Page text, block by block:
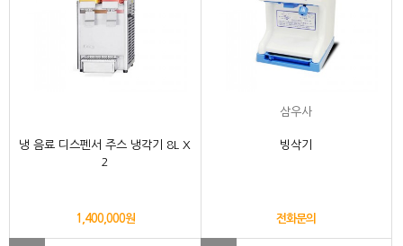
냉 음료 디스펜서 주스 냉각기 8L X
2
1,400,000원
삼우사
빙삭기
전화문의